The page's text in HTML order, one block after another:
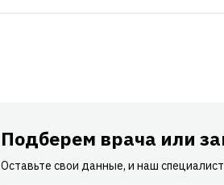
Подберем врача или
Оставьте свои данные, и наш